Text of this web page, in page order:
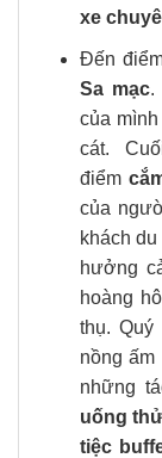
xe
Đến
Sa mạc.
của
cát.
điểm
của
khách
hưởng
hoàng
thụ.
nồng
những
uống
tiệc